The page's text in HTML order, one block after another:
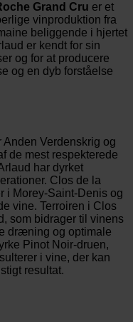
Grand Cru er et
vinproduktion fra
beliggende i hjertet
er kendt for sin
og for at producere
og en dyb forståelse
Verdenskrig og
de mest respekterede
har dyrket
Clos de la
i Morey-Saint-Denis og
vine. Terroiren i Clos
som bidrager til vinens
dræning og optimale
Pinot Noir-druen,
i vine, der kan
resultat.